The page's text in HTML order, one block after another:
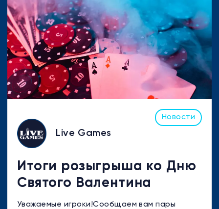
Live Games
Новости
Итоги розыгрыша ко Дню
Святого Валентина
Уважаемые игроки!Сообщаем вам пары